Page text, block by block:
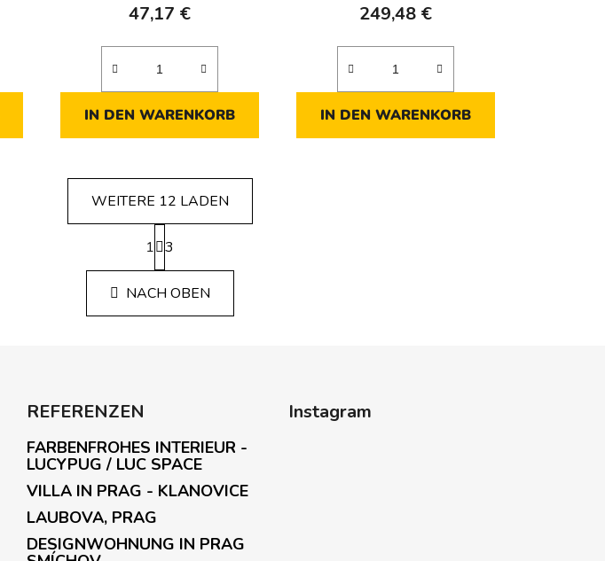
47,17 €
IN DEN WARENKORB
249,48 €
IN DEN WARENKORB
S
t
e
u
e
n
t
e
WEITERE 12 LADEN
P
a
g
n
i
1 3
NACH OBEN
REFERENZEN
FARBENFROHES INTERIEUR -
LUCYPUG / LUC SPACE
VILLA IN PRAG - KLANOVICE
LAUBOVA, PRAG
DESIGNWOHNUNG IN PRAG
Instagram